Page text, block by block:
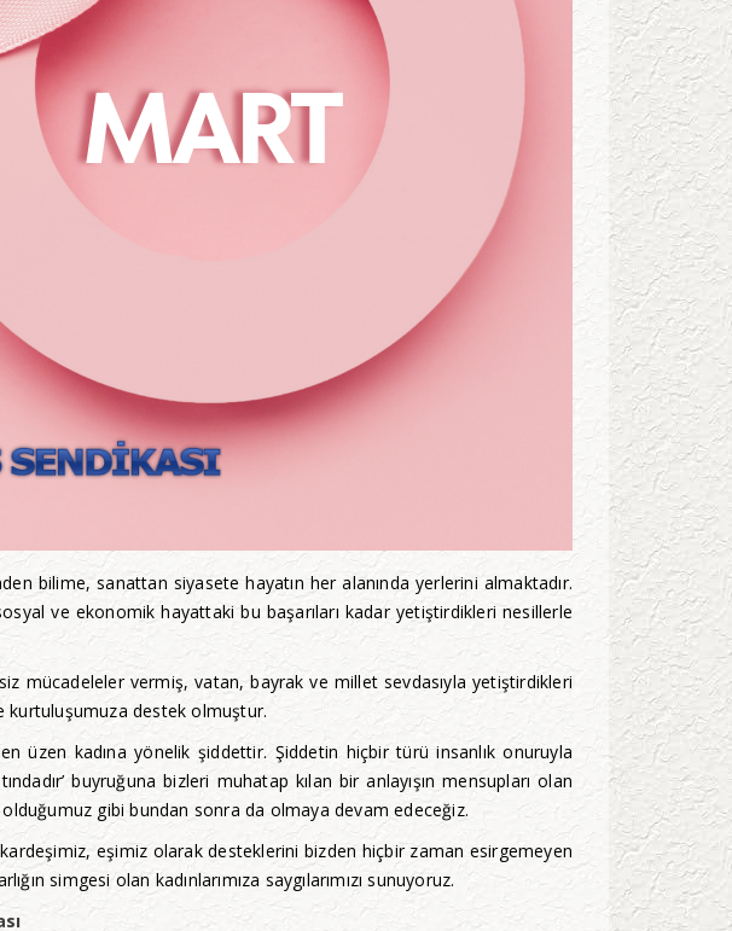
bilime, sanattan siyasete hayatın her alanında yerlerini almaktadır.
ve ekonomik hayattaki bu başarıları kadar yetiştirdikleri nesillerle
mücadeleler vermiş, vatan, bayrak ve millet sevdasıyla yetiştirdikleri
kurtuluşumuza destek olmuştur.
üzen kadına yönelik şiddettir. Şiddetin hiçbir türü insanlık onuruyla
buyruğuna bizleri muhatap kılan bir anlayışın mensupları olan
olduğumuz gibi bundan sonra da olmaya devam edeceğiz.
kardeşimiz, eşimiz olarak desteklerini bizden hiçbir zaman esirgemeyen
simgesi olan kadınlarımıza saygılarımızı sunuyoruz.